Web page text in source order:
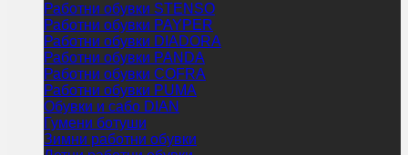
Работни обувки STENSO
Работни обувки PAYPER
Работни обувки DIADORA
Работни обувки PANDA
Работни обувки COFRA
Работни обувки PUMA
Обувки и сабо DIAN
Гумени ботуши
Зимни работни обувки